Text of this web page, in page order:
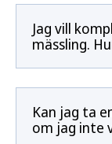
Jag vill
mässling.
Kan jag ta
om jag inte